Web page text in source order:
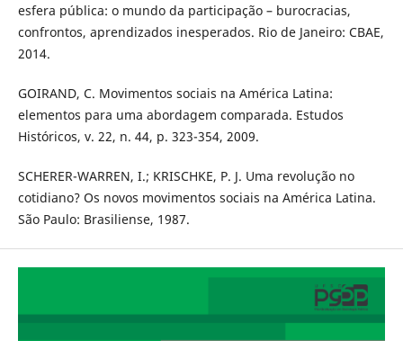
esfera pública: o mundo da participação – burocracias,
confrontos, aprendizados inesperados. Rio de Janeiro: CBAE,
2014.
GOIRAND, C. Movimentos sociais na América Latina:
elementos para uma abordagem comparada. Estudos
Históricos, v. 22, n. 44, p. 323-354, 2009.
SCHERER-WARREN, I.; KRISCHKE, P. J. Uma revolução no
cotidiano? Os novos movimentos sociais na América Latina.
São Paulo: Brasiliense, 1987.